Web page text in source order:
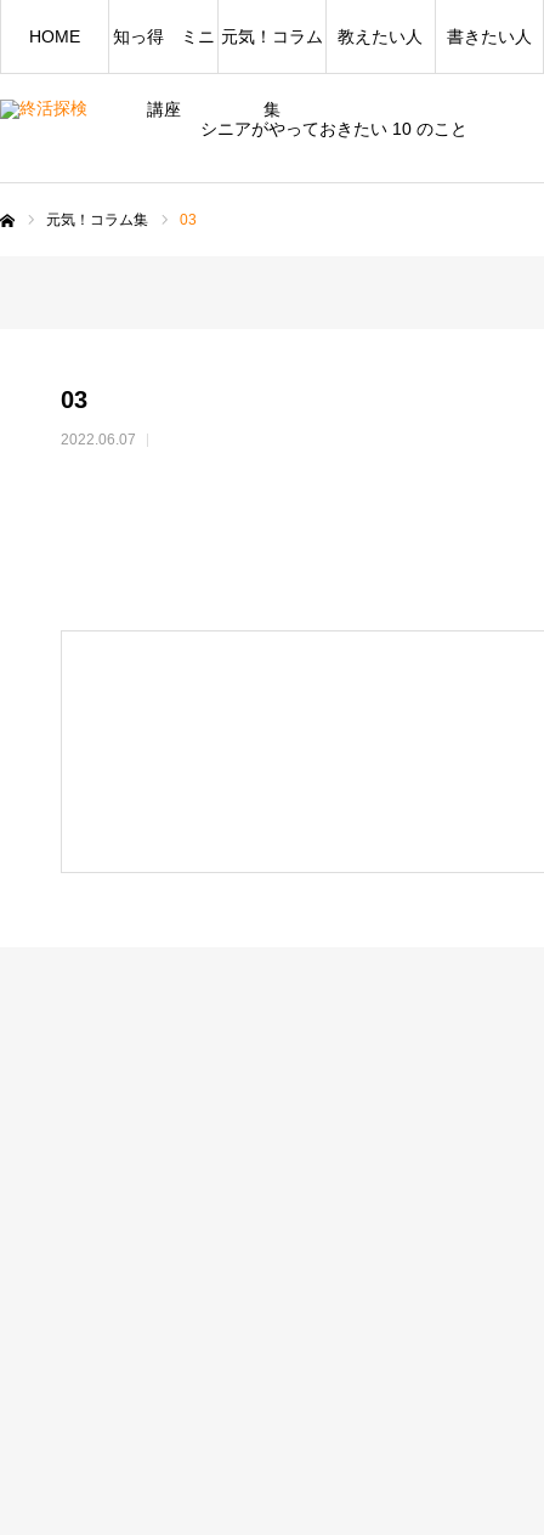
シニアがやっておきたい 10 のこと
HOME 知っ得 ミニ
講座
元気！コラム
集
教えたい人 書きたい人
元気！コラム集 03
03
2022.06.07